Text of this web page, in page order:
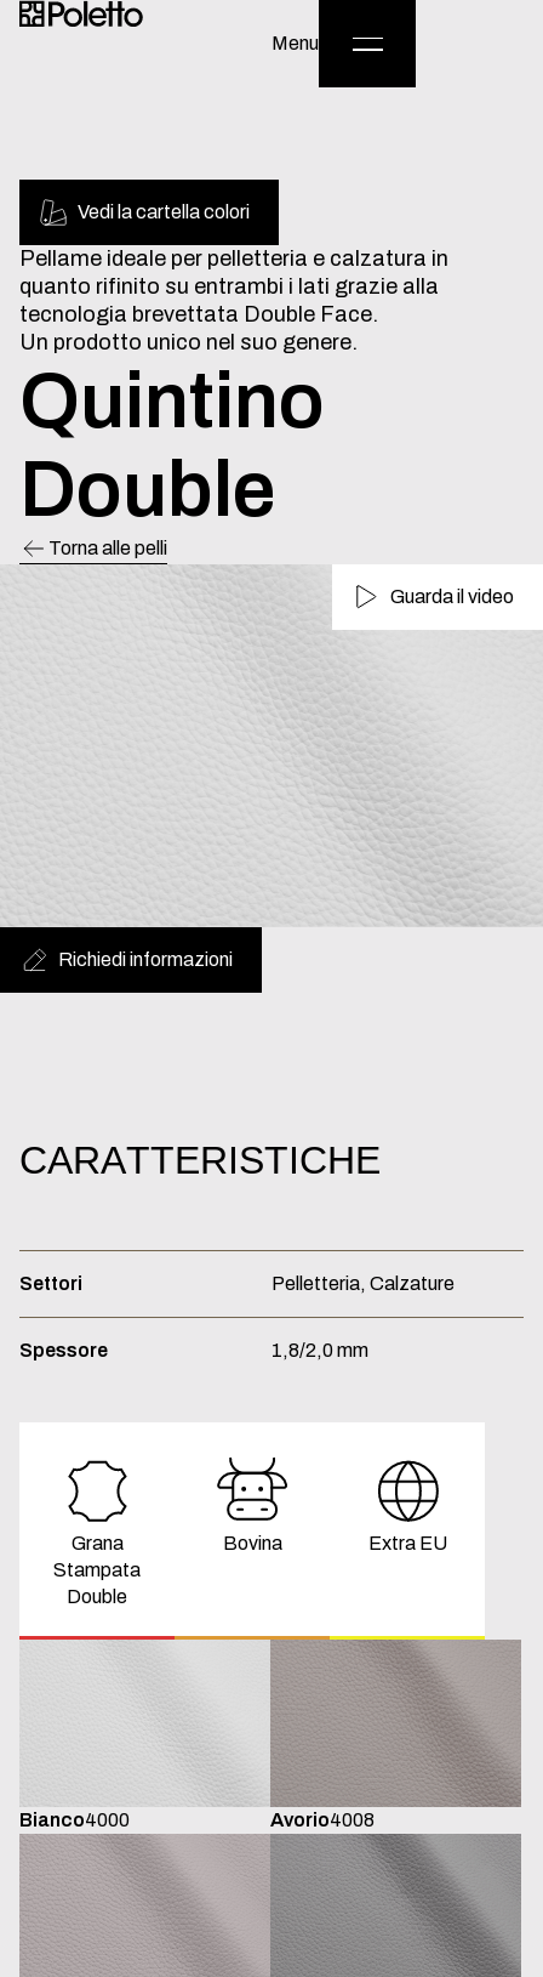
English/Italiano
Menu
Vedi la cartella colori
Pellame ideale per pelletteria e calzatura in
quanto rifinito su entrambi i lati grazie alla
tecnologia brevettata Double Face.
Un prodotto unico nel suo genere.
Quintino
Double
Torna alle pelli
Guarda il video
Richiedi informazioni
CARATTERISTICHE
Settori Pelletteria, Calzature
Spessore 1,8/2,0mm
Grana
Stampata
Double
Bovina Extra EU
Bianco4000 Avorio4008